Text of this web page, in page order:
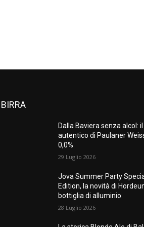
BIRRA
Dalla Baviera senza alcol:
autentico di Paulaner
0,0%
29 Luglio 2026
Jova Summer Party
Edition, la novità di
bottiglia di alluminio
28 Luglio 2026